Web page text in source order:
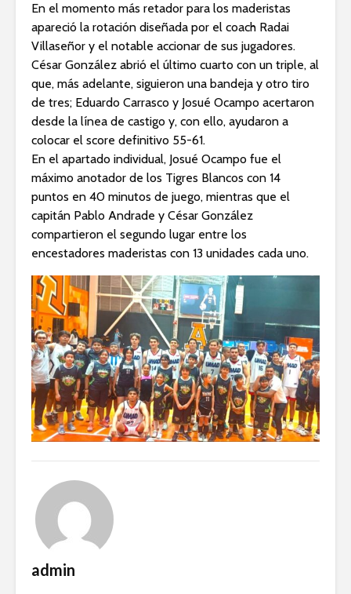
En el momento más retador para los maderistas
apareció la rotación diseñada por el coach Radai
Villaseñor y el notable accionar de sus jugadores.
César González abrió el último cuarto con un triple, al
que, más adelante, siguieron una bandeja y otro tiro
de tres; Eduardo Carrasco y Josué Ocampo acertaron
desde la línea de castigo y, con ello, ayudaron a
colocar el score definitivo 55-61.
En el apartado individual, Josué Ocampo fue el
máximo anotador de los Tigres Blancos con 14
puntos en 40 minutos de juego, mientras que el
capitán Pablo Andrade y César González
compartieron el segundo lugar entre los
encestadores maderistas con 13 unidades cada uno.
admin